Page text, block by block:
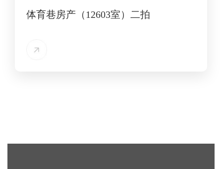
体育巷房产（12603室）二拍